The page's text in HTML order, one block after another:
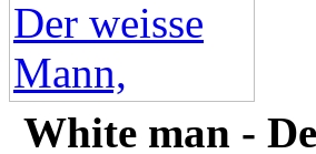
White man -